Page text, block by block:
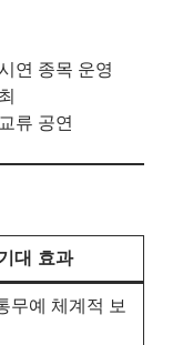
연 종목 운영
류 공연
대 효과
무예 체계적 보